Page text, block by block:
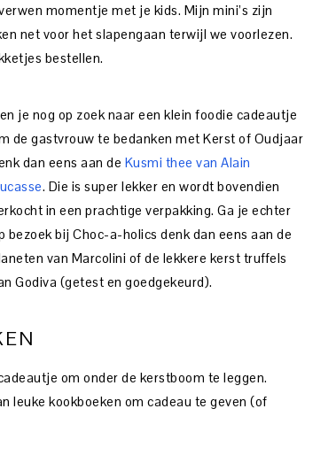
momentje met je kids. Mijn mini’s zijn
net voor het slapengaan terwijl we voorlezen.
bestellen.
je nog op zoek naar een klein foodie cadeautje
de gastvrouw te bedanken met Kerst of Oudjaar
dan eens aan de Kusmi thee van Alain
. Die is super lekker en wordt bovendien
in een prachtige verpakking. Ga je echter
bezoek bij Choc-a-holics denk dan eens aan de
van Marcolini of de lekkere kerst truffels
Godiva (getest en goedgekeurd).
om onder de kerstboom te leggen.
leuke kookboeken om cadeau te geven (of